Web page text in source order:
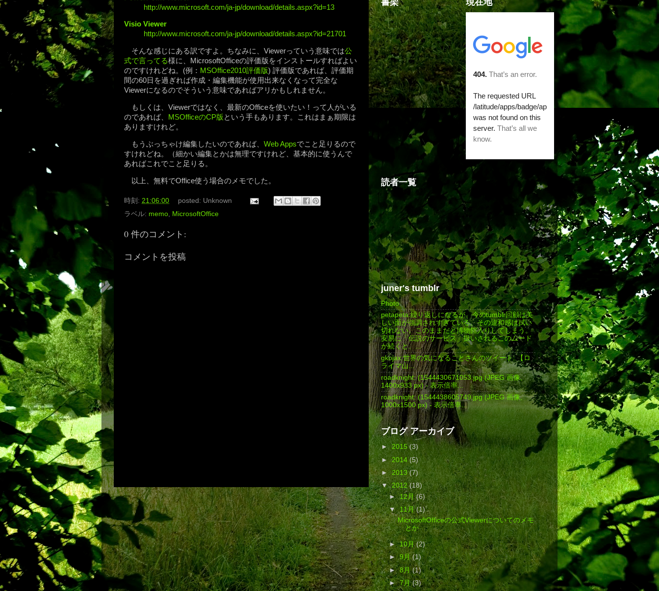
http://www.microsoft.com/ja-jp/download/details.aspx?id=13
Visio Viewer
http://www.microsoft.com/ja-jp/download/details.aspx?id=21701
そんな感じにある訳ですよ。ちなみに、Viewerっていう意味では公
式で言ってる様に、MicrosoftOfficeの評価版をインストールすればよい
のですけれどね。(例： MSOffice2010評価版) 評価版であれば、評価期
間の60日を過ぎれば作成・編集機能が使用出来なくなって完全な
Viewerになるのでそういう意味であればアリかもしれません。
もしくは、Viewerではなく、最新のOfficeを使いたい！って人がいる
のであれば、
MSOfficeのCP版 という手もあります。これはまぁ期限は
ありますけれど。
もうぶっちゃけ編集したいのであれば、 Web Appsでこと足りるので
すけれどね。（細かい編集とかは無理ですけれど、基本的に使うんで
あればこれでこと足りる。
以上、無料でOffice使う場合のメモでした。
時刻: 21:06:00 posted: Unknown
ラベル: memo, MicrosoftOffice
0 件のコメント:
コメントを投稿
書架 現在地
読者一覧
juner's tumblr
Photo
petapeta:繰り返しになるが、今のtumblr回顧は美
しい面が強調されすぎている。その違和感は拭い
切れない。このままだと博物館入りしてしまう。
安易に「伝説のサービス」扱いされるこのムード
が続くと、...
gkojax:世界の気になることさんのツイート: 【ロ
ライマ山...
roadknight: (1544430671053.jpg (JPEG 画像,
1400x933 px) - 表示倍率...
roadknight: (1544438605749.jpg (JPEG 画像,
1000x1500 px) - 表示倍率...
ブログ アーカイブ
►2015(3)
►2014(5)
►2013(7)
▼2012(18)
►12月(6)
▼11月(1)
MicrosoftOfficeの公式Viewerについてのメモ
とか
►10月(2)
►9月(1)
►8月(1)
►7月(3)